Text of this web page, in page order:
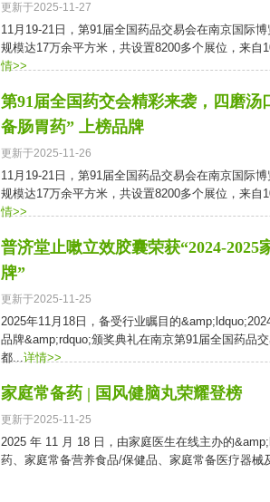
更新于2025-11-27
11月19-21日，第91届全国药品交易会在南京国际
规模达17万余平方米，共设置8200多个展位，来自
情>>
第91届全国药交会精彩来袭，四磨汤
备肠胃药” 上榜品牌
更新于2025-11-26
11月19-21日，第91届全国药品交易会在南京国际
规模达17万余平方米，共设置8200多个展位，来自
情>>
普济堂止嗽立效胶囊荣获“2024-2025
牌”
更新于2025-11-25
2025年11月18日，备受行业瞩目的
品牌&amp;rdquo;颁奖典礼在南京第91届全国药品
都...详情>>
家庭常备药 | 国风健脑丸荣耀登榜
更新于2025-11-25
2025 年 11 月 18 日，由家庭医生在线主办的
药、家庭常备营养食品/保健品、家庭常备医疗器械